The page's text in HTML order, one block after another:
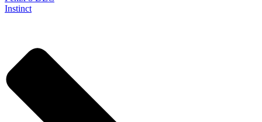
Instinct